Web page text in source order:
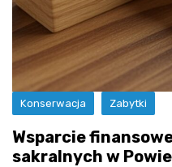
Konserwacja Zabytki
Wsparcie
sakralnych w